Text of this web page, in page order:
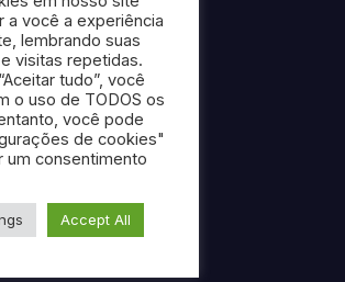
a você a experiência
lembrando suas
visitas repetidas.
tudo”, você
o uso de TODOS os
você pode
de cookies"
um consentimento
Accept All